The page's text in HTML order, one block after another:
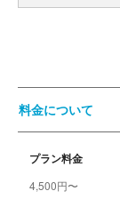
料金について
プラン料金
4,500円〜